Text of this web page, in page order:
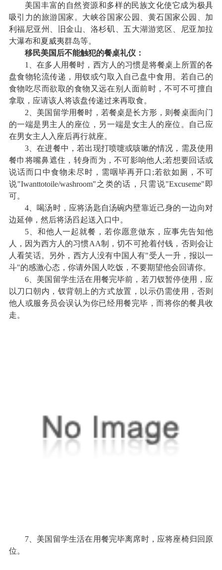
美国丰富的自然资源和多样的民族文化使它成为极具
吸引力的旅游国家。大峡谷国家公园、黄石国家公园、加
利福尼亚州、旧金山、洛杉矶、五大湖游览区、尼亚加拉
大瀑布和夏威夷群岛等。
移民美国后不能触犯的餐桌礼仪：
1、在多人用餐时，西方人的习惯是将餐桌上所置的各
盘食物轮流传递，用钗或勺取入自己盘中食用。若自己的
食物吃尽而欲取的食物又远在别人面前时，不可不可擅自
拿取，应请该人将该盘传递过来再取食。
2、美国留学用餐时，若餐桌是长方形，则餐桌面向门
的一端是男主人的座位，另一端是女主人的座位。自己应
在男女主人入座后再行就座。
3、在进餐中，若出现打喷嚏或咳嗽的情况，需及使用
餐巾将嘴鼻遮住，转身而为，不可影响他人;若想要回话或
说话而口中食物未尽时，需咽毕再开口;若欲如厕，不可
说"Iwanttotoile/washroom"之类的话，只需说"Excuseme"即
可。
4、喝汤时，应将汤匙自汤碗内壁靠近己身的一边向对
边延伸，然后将汤舀起送入口中。
5、和他人一起就餐，若你愿意做东，应事先告知他
人，因为西方人的习惯AA制，切不可抢着付钱，否则会让
人看笑话。另外，西方人没有中国人有"受人一升，报以一
斗"的感激心态，你请外国人吃饭，不要期望他会回请你。
6、美国留学生活在用餐完毕前，若刀钗暂停使用，应
以刀口朝内，钗背朝上的方式放置，以示仍需使用，否则
他人或服务员会误认为你已经用餐完毕，而将你的餐具收
走。
7、美国留学生活在用餐完毕离席时，应将座椅归回原
位。